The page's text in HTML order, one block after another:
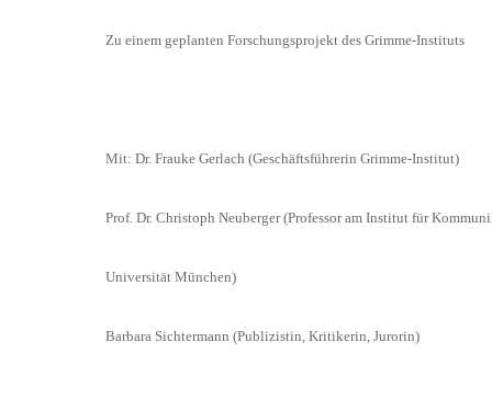
Zu einem geplanten Forschungsprojekt des Grimme-Instituts
Mit: Dr. Frauke Gerlach (Geschäftsführerin Grimme-Institut)
Prof. Dr. Christoph Neuberger (Professor am Institut für
Universität München)
Barbara Sichtermann (Publizistin, Kritikerin, Jurorin)